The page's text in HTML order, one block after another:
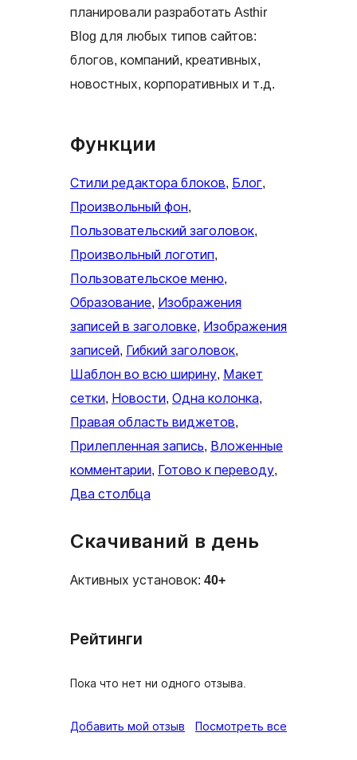
планировали разработать Asthir
Blog для любых типов сайтов:
блогов, компаний, креативных,
новостных, корпоративных и т.д.
Функции
Стили редактора блоков, Блог
Произвольный фон
Пользовательский заголовок
Произвольный логотип
Пользовательское меню
Образование, Изображения
записей в заголовке, Изображения
записей, Гибкий заголовок
Шаблон во всю ширину, Макет
сетки, Новости, Одна колонка
Правая область виджетов
Прилепленная запись, Вложенные
комментарии, Готово к переводу
Два столбца
Скачиваний в день
Активных установок: 40+
Рейтинги
Пока что нет ни одного отзыва.
Добавить мой отзыв Посмотреть все